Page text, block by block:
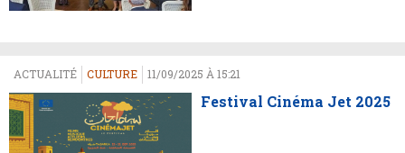
ACTUALITÉ CULTURE 11/09/2025 À 15:21
Festival Cinéma Jet 2025